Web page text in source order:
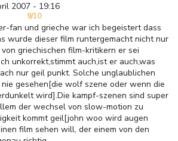
2007 - 19:16
9/10
fan und grieche war ich begeistert dass
wurde dieser film runtergemacht nicht nur
griechischen film-kritikern er sei
unkorrekt,stimmt auch,ist er auch,was
nur geil punkt. Solche unglaublichen
gesehen[die wolf szene oder wenn die
wird].Die kampf-szenen sind super
der wechsel von slow-motion zu
kommt geil[john woo wird augen
film sehen will, der einem von den